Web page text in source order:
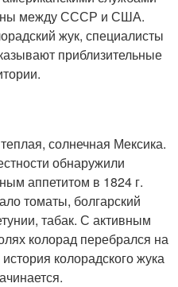
между СССР и США.
жук, специалисты
приблизительные
солнечная Мексика.
обнаружили
аппетитом в 1824 г.
томаты, болгарский
табак. С активным
колорад перебрался на
колорадского жука